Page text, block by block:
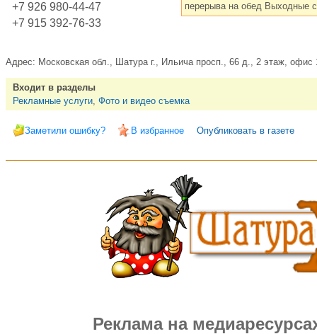
+7 926 980-44-47
+7 915 392-76-33
перерыва на обед Выходные
Адрес: Московская обл., Шатура г., Ильича просп., 66 д., 2 этаж, офис
Входит в разделы
Рекламные услуги, Фото и видео съемка
Заметили ошибку? В избранное Опубликовать в газете
Реклама на